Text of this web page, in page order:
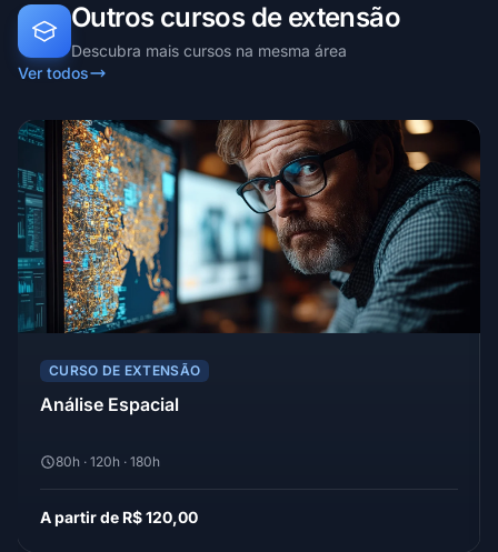
Outros cursos de extensão
Descubra mais cursos na mesma área
Ver todos
CURSO DE EXTENSÃO
Análise Espacial
80h · 120h · 180h
A partir de R$ 120,00